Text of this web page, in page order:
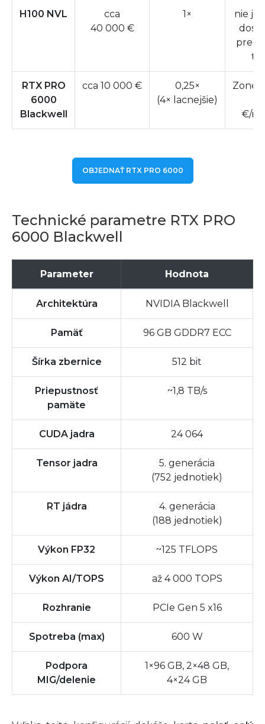
H100 NVL
cca
40 000 €
1×
nie je
pre
RTX PRO
6000
Blackwell
cca 10 000 €
0,25×
(4× lacnejšie)
€/
OBJEDNAŤ RTX PRO 6000
Technické parametre RTX PRO
6000 Blackwell
Parameter Hodnota
Architektúra NVIDIA Blackwell
Pamäť 96 GB GDDR7 ECC
Šírka zbernice 512 bit
Priepustnosť
pamäte
~1,8 TB/s
CUDA jadra 24 064
Tensor jadra
5. generácia
(752 jednotiek)
RT jádra
4. generácia
(188 jednotiek)
Výkon FP32 ~125 TFLOPS
Výkon AI/TOPS až 4 000 TOPS
Rozhranie PCIe Gen 5 x16
Spotreba (max) 600 W
Podpora
MIG/delenie
1×96 GB, 2×48 GB,
4×24 GB